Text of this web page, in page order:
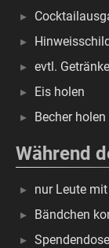
evtl.
Eis holen
Becher holen
Während
nur Leute
Bändchen
Spendendose